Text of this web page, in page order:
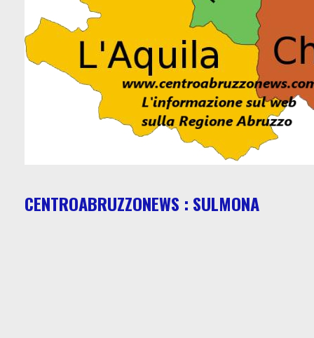
CENTROABRUZZONEWS : SULMONA